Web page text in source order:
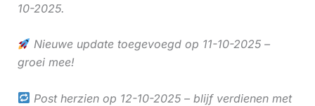
10-2025.
Nieuwe update toegevoegd op 11-10-2025 –
groei mee!
Post herzien op 12-10-2025 – blijf verdienen met